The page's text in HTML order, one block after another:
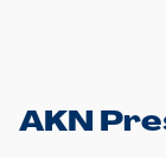
AKN